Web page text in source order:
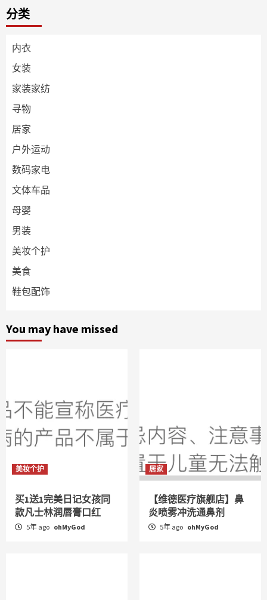
分类
内衣
女装
家装家纺
寻物
居家
户外运动
数码家电
文体车品
母婴
男装
美妆个护
美食
鞋包配饰
You may have missed
美妆个护
买1送1完美日记女孩同
款凡士林润唇膏口红
5年 ago ohMyGod
居家
【维德医疗旗舰店】鼻
炎喷雾冲洗通鼻剂
5年 ago ohMyGod